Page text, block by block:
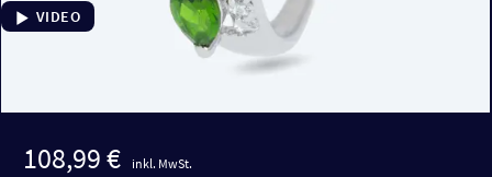
VIDEO
108,99 € inkl. MwSt.